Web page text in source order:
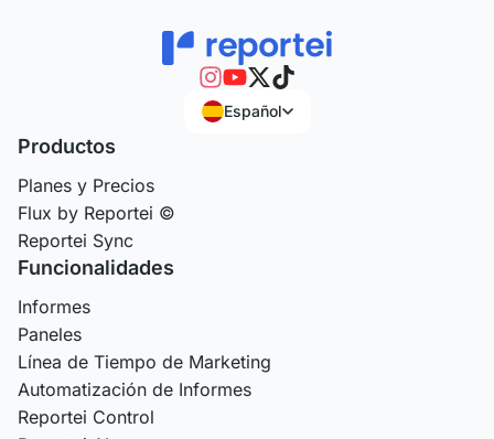
Español
Productos
Planes y Precios
Flux by Reportei ©
Reportei Sync
Funcionalidades
Informes
Paneles
Línea de Tiempo de Marketing
Automatización de Informes
Reportei Control